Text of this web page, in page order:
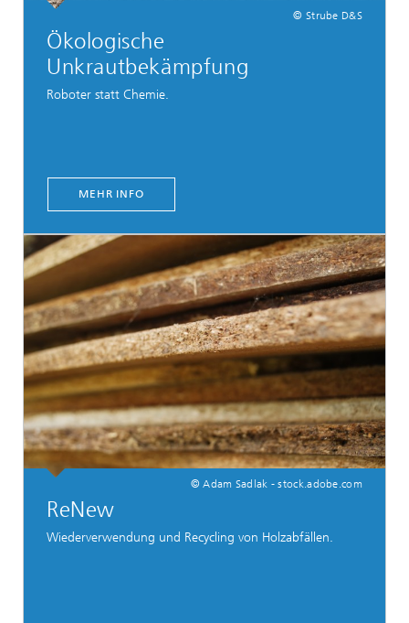
© Strube D&S
Ökologische
Unkrautbekämpfung
Roboter statt Chemie.
MEHR INFO
© Adam Sadlak - stock.adobe.com
ReNew
Wiederverwendung und Recycling von Holzabfällen.